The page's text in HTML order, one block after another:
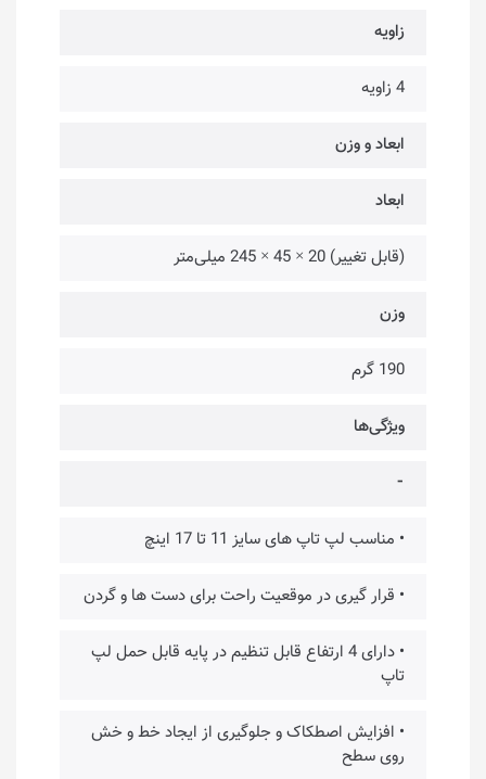
زاویه
4 زاویه
ابعاد و وزن
ابعاد
(قابل تغییر) 20 × 45 × 245 میلی‌متر
وزن
190 گرم
ویژگی‌ها
⁃
• مناسب لپ تاپ های سایز 11 تا 17 اینچ
• قرار گیری در موقعیت راحت برای دست ها و گردن
• دارای 4 ارتفاع قابل تنظیم در پایه قابل حمل لپ
تاپ
• افزایش اصطکاک و جلوگیری از ایجاد خط و خش
روی سطح